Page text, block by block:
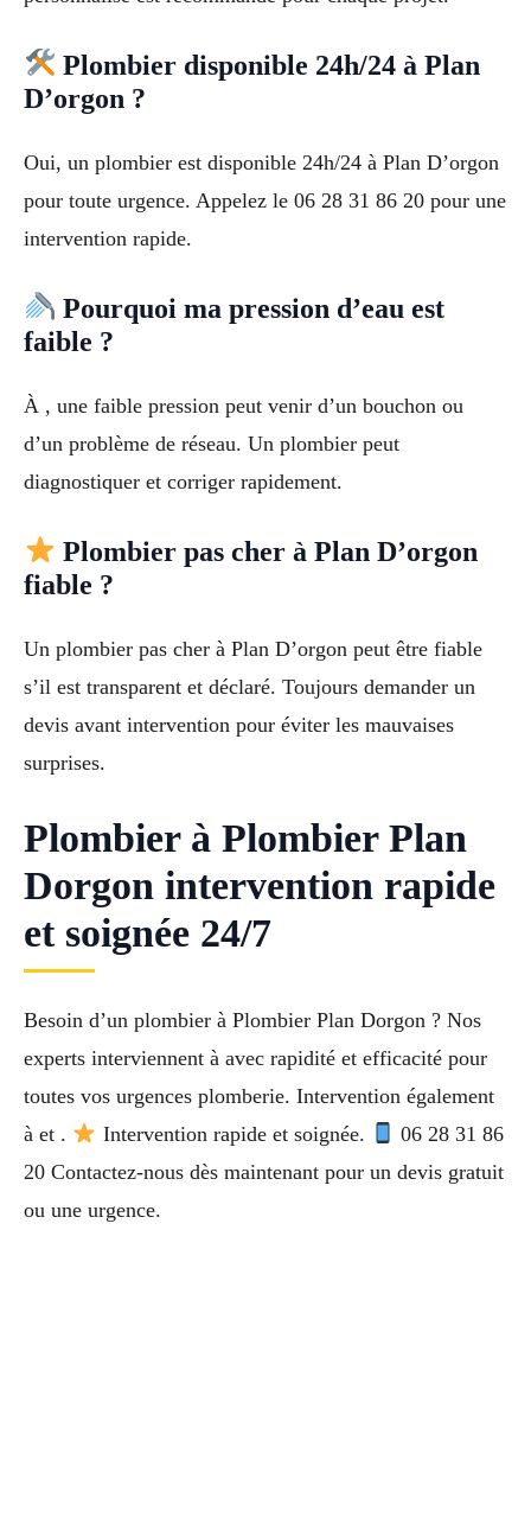
Plombier disponible 24h/24 à Plan
D’orgon ?
Oui, un plombier est disponible 24h/24 à Plan D’orgon
pour toute urgence. Appelez le 06 28 31 86 20 pour une
intervention rapide.
Pourquoi ma pression d’eau est
faible ?
À , une faible pression peut venir d’un bouchon ou
d’un problème de réseau. Un plombier peut
diagnostiquer et corriger rapidement.
Plombier pas cher à Plan D’orgon
fiable ?
Un plombier pas cher à Plan D’orgon peut être fiable
s’il est transparent et déclaré. Toujours demander un
devis avant intervention pour éviter les mauvaises
surprises.
Plombier à Plombier Plan
Dorgon intervention rapide
et soignée 24/7
Besoin d’un plombier à Plombier Plan Dorgon ? Nos
experts interviennent à avec rapidité et efficacité pour
toutes vos urgences plomberie. Intervention également
à et .
Intervention rapide et soignée.
06 28 31 86
20 Contactez-nous dès maintenant pour un devis gratuit
ou une urgence.